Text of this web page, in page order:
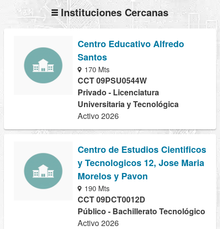
Instituciones Cercanas
Centro Educativo Alfredo
Santos
170 Mts
CCT 09PSU0544W
Privado - Licenciatura
Universitaria y Tecnológica
Activo 2026
Centro de Estudios Cientificos
y Tecnologicos 12, Jose Maria
Morelos y Pavon
190 Mts
CCT 09DCT0012D
Público - Bachillerato Tecnológico
Activo 2026